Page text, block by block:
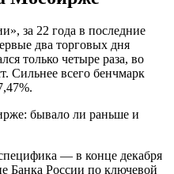
за 22 года в последние
два торговых дня
только четыре раза, во
Сильнее всего бенчмарк
— в конце декабря
Банка России по ключевой